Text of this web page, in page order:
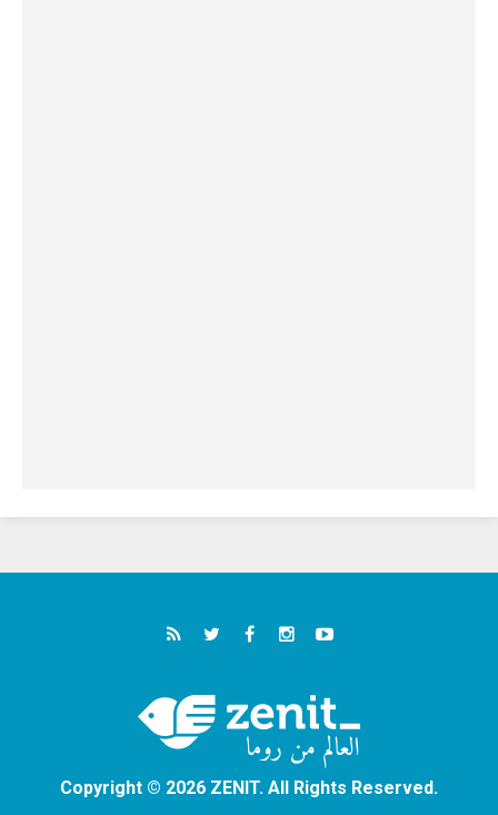
Copyright © 2026 ZENIT. All Rights Reserved.